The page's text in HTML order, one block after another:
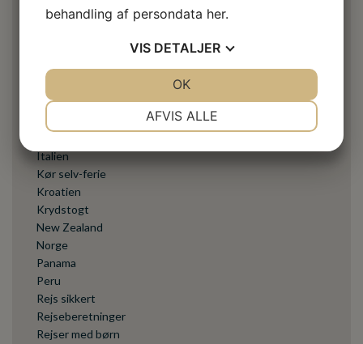
Bali
Cykelferie
Eksperternes mening
Italien
Kør selv-ferie
Kroatien
Krydstogt
New Zealand
Norge
Panama
Peru
Rejs sikkert
Rejseberetninger
Rejser med børn
behandling af persondata her.
VIS DETALJER
AFVIS ALLE
OK